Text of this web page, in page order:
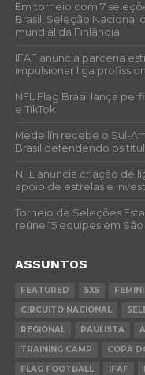
Em torneio com 7
Brasil, Seleção Nacional
mundial da Finlândia
IFAF anuncia parceria
impulsionar liga
NFL Flag Brasil lança
e TikTok
Medellín recebe o Sul-
Brasil defendendo os
NFL anuncia criação de
apoio de estrelas e
Torneio de Seleções
reúne 15 equipes em
ASSUNTOS
FEATURED 5X5
CIRCUITO NACIONAL
REGIONAL
PAULISTA
TRAINING CAMP
COPA
FLAG FOOTBALL
IFAF